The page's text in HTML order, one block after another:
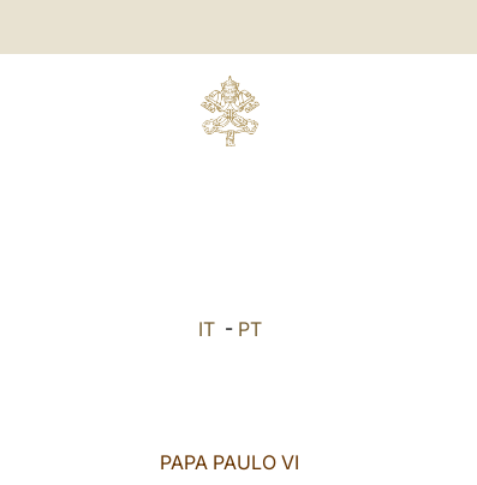
IT- PT
PAPA PAULO VI